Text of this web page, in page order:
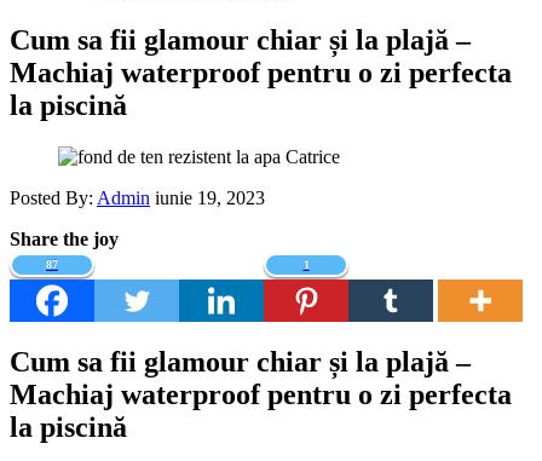
Cum sa fii glamour chiar și la plajă –
Machiaj waterproof pentru o zi perfecta
la piscină
Posted By: Admin iunie 19, 2023
Share the joy
87 1
Cum sa fii glamour chiar și la plajă –
Machiaj waterproof pentru o zi perfecta
la piscină